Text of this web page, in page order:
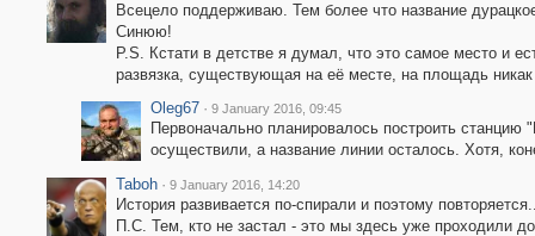
Всецело поддерживаю. Тем более что название
Синюю!
P.S. Кстати в детстве я думал, что это самое место и
развязка, существующая на её месте, на площадь
Oleg67 · 9 January 2016, 09:45
Первоначально планировалось построить станцию
осуществили, а название линии осталось. Хотя,
Taboh · 9 January 2016, 14:20
История развивается по-спирали и поэтому
П.С. Тем, кто не застал - это мы здесь уже проходили